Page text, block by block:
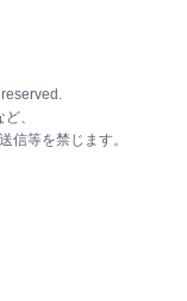
、
信等を禁じます。